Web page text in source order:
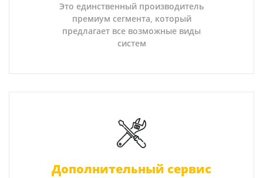
Это единственный производитель
премиум сегмента, который
предлагает все возможные виды
систем
Дополнительный сервис